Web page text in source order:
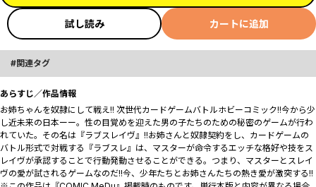
試し読み カートに追加
関連タグ
あらすじ／作品情報
お姉ちゃんを奴隷にして戦え!! 次世代カードゲームバトルホビーコミック!!今から少
し近未来の日本ーー。性の目覚めを迎えた男の子たちのための秘密のゲームが行わ
れていた。その名は『ラブスレイヴ』!!お姉さんと奴隷契約をし、カードゲームの
バトル形式で対戦する『ラブスレ』は、マスターが命令するエッチな格好や技をス
レイヴが承認することで行動発動させることができる。つまり、マスターとスレイ
ヴの愛が試されるゲームなのだ!!今、少年たちとお姉さんたちの熱き愛が激突する!!